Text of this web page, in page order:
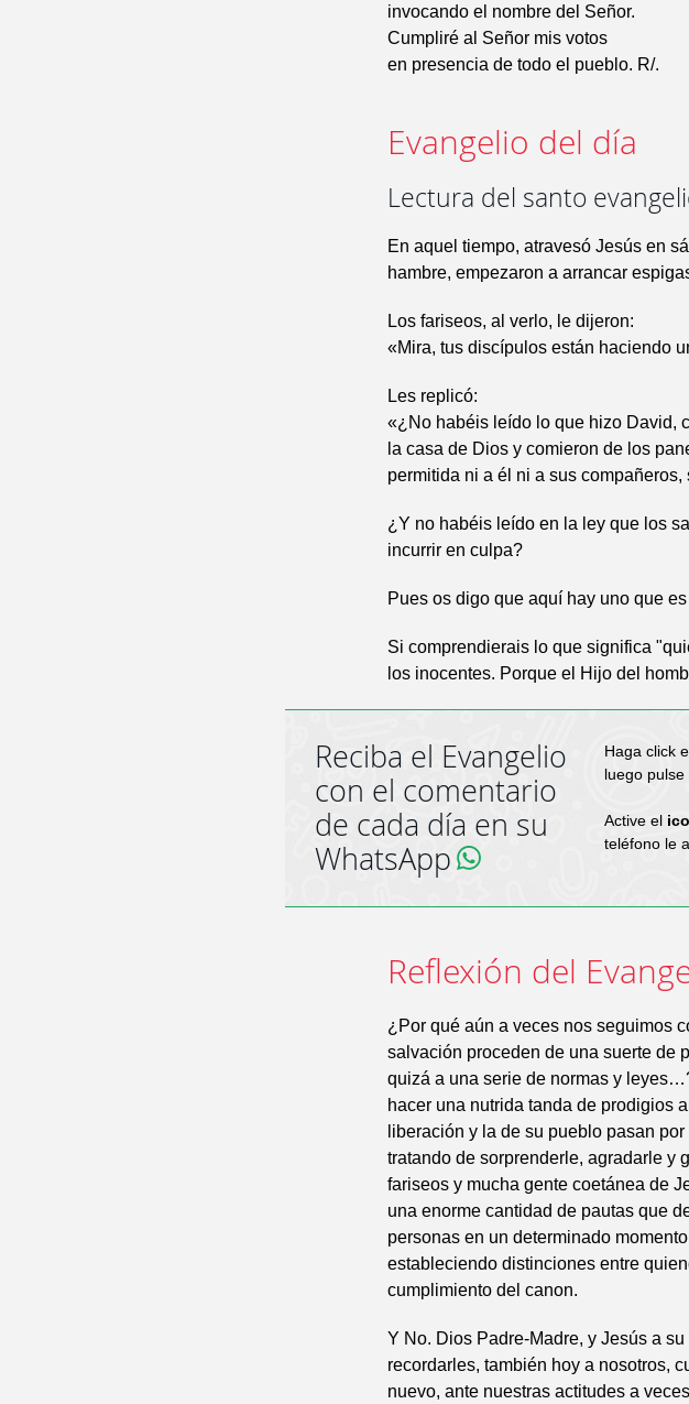
invocando el nombre del Señor.
Cumpliré al Señor mis votos
en presencia de todo el pueblo. R/.
Evangelio del día
Lectura del santo
En aquel tiempo, atravesó Jesús en
hambre, empezaron a arrancar
Los fariseos, al verlo, le dijeron:
«Mira, tus discípulos están haciendo
Les replicó:
«¿No habéis leído lo que hizo David,
la casa de Dios y comieron de los
permitida ni a él ni a sus
¿Y no habéis leído en la ley que los
incurrir en culpa?
Pues os digo que aquí hay uno que
Si comprendierais lo que significa
los inocentes. Porque el Hijo del
Reciba el Evangelio
con el comentario
de cada día en su
WhatsApp
Haga click
luego pulse
Active el
teléfono le
Reflexión del
¿Por qué aún a veces nos seguimos
salvación proceden de una suerte de
quizá a una serie de normas y
hacer una nutrida tanda de prodigios
liberación y la de su pueblo pasan
tratando de sorprenderle, agradarle y
fariseos y mucha gente coetánea de
una enorme cantidad de pautas que
personas en un determinado
estableciendo distinciones entre
cumplimiento del canon.
Y No. Dios Padre-Madre, y Jesús a
recordarles, también hoy a nosotros,
nuevo, ante nuestras actitudes a